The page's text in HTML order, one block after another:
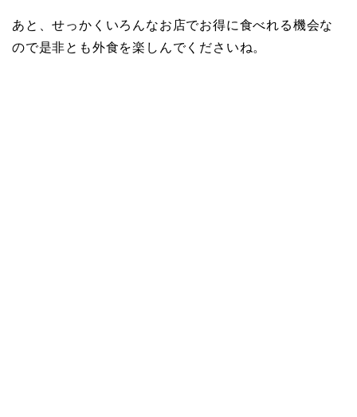
あと、せっかくいろんなお店でお得に食べれる機会な
ので是非とも外食を楽しんでくださいね。